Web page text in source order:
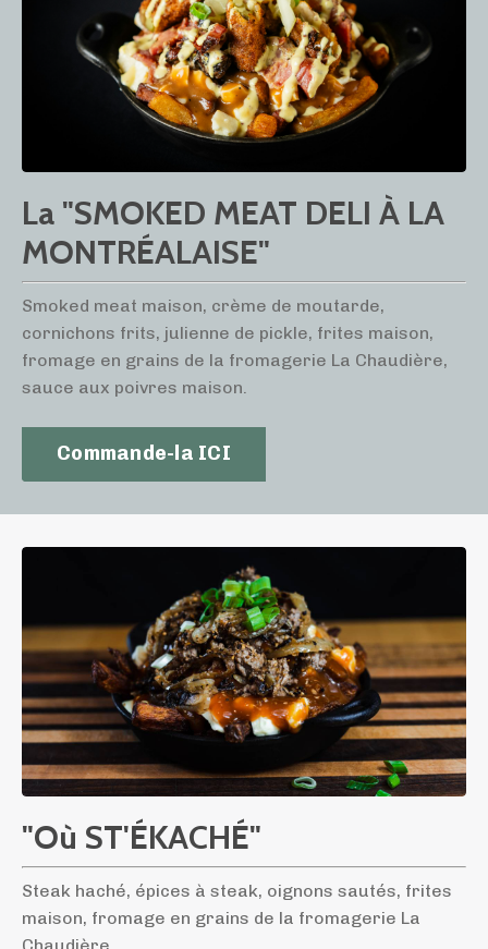
La "SMOKED MEAT DELI À LA
MONTRÉALAISE"
Smoked meat maison, crème de moutarde,
cornichons frits, julienne de pickle, frites maison,
fromage en grains de la fromagerie La Chaudière,
sauce aux poivres maison.
Commande-la ICI
"Où ST'ÉKACHÉ"
Steak haché, épices à steak, oignons sautés, frites
maison, fromage en grains de la fromagerie La